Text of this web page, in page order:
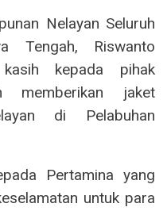
Nelayan Seluruh
Tengah, Riswanto
kasih kepada pihak
memberikan jaket
di Pelabuhan
Pertamina yang
untuk para